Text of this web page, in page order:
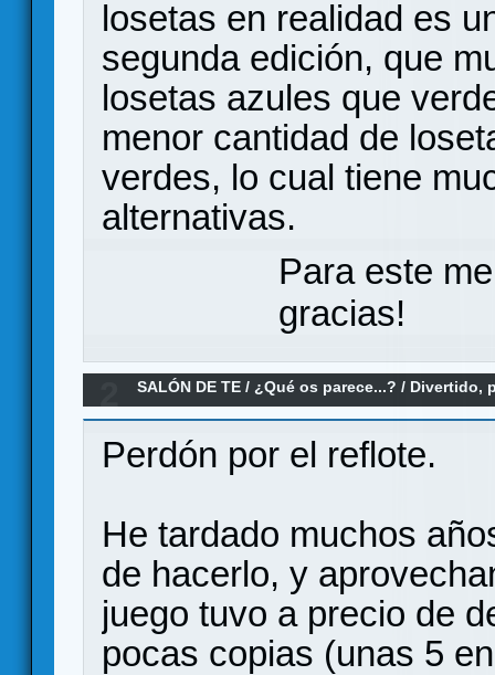
losetas en realidad es
segunda edición, que
losetas azules que
menor cantidad de
verdes, lo cual tiene
alternativas.
Para este
gracias!
SALÓN DE TE /¿Qué os parece...? / Divertido,
que se consiguió
Perdón por el reflote.
He tardado muchos
de hacerlo, y
juego tuvo a precio de
pocas copias (unas 5